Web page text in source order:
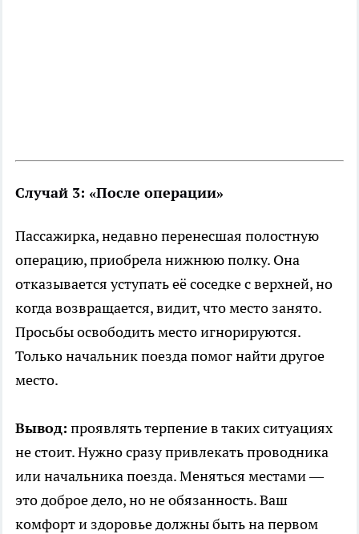
Случай 3: «После операции»
Пассажирка, недавно перенесшая полостную
операцию, приобрела нижнюю полку. Она
отказывается уступать её соседке с верхней, но
когда возвращается, видит, что место занято.
Просьбы освободить место игнорируются.
Только начальник поезда помог найти другое
место.
Вывод: проявлять терпение в таких ситуациях
не стоит. Нужно сразу привлекать проводника
или начальника поезда. Меняться местами —
это доброе дело, но не обязанность. Ваш
комфорт и здоровье должны быть на первом